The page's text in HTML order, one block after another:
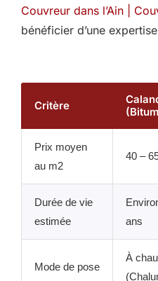
Couvreur dans l’Ain |
bénéficier d’une
Critère
Prix moyen
au m2
40 –
Durée de vie
estimée
ans
Mode de pose
À